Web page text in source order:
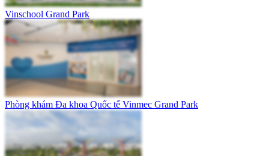
Vinschool Grand Park
Phòng khám Đa khoa Quốc tế Vinmec Grand Park